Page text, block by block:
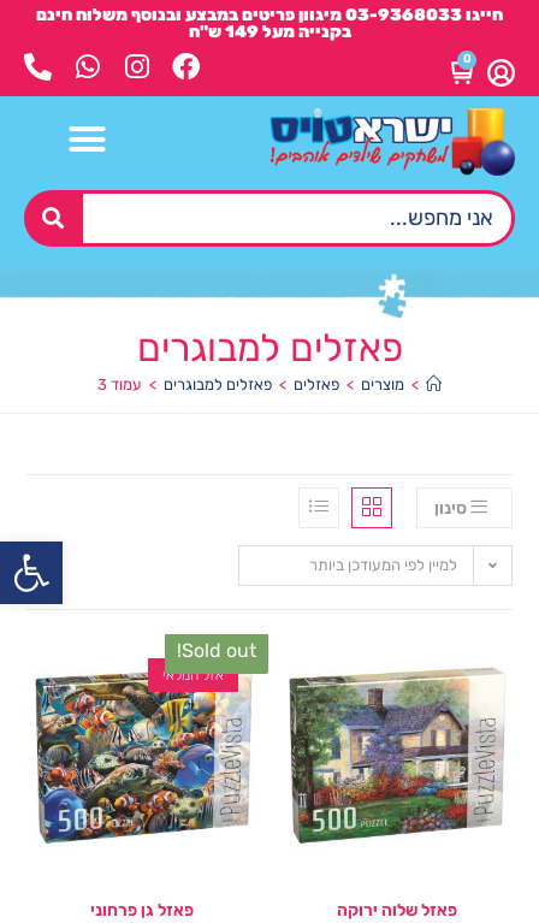
חייגו 03-9368033 מיגוון פריטים במבצע ובנוסף משלוח חינם
בקנייה מעל 149 ש"ח
0
פאזלים למבוגרים
> מוצרים > פאזלים > פאזלים למבוגרים > עמוד 3
סינון
למיין לפי המעודכן ביותר
פאזל שלוה ירוקה
Sold out!
אזל המלאי
פאזל גן פרחוני